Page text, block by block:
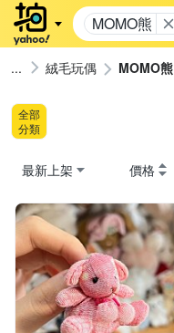
MOMO熊
絨毛玩偶 MOMO熊
全部
分類
最新上架 價格